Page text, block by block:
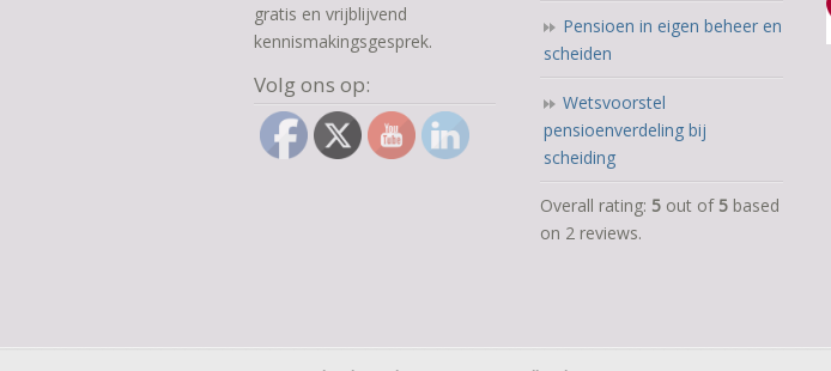
gratis en vrijblijvend
kennismakingsgesprek.
Volg ons op:
Pensioen in eigen beheer en
scheiden
Wetsvoorstel
pensioenverdeling bij
scheiding
5,0
rating
ratings
Overall rating: 5 out of 5 based
on 2 reviews.